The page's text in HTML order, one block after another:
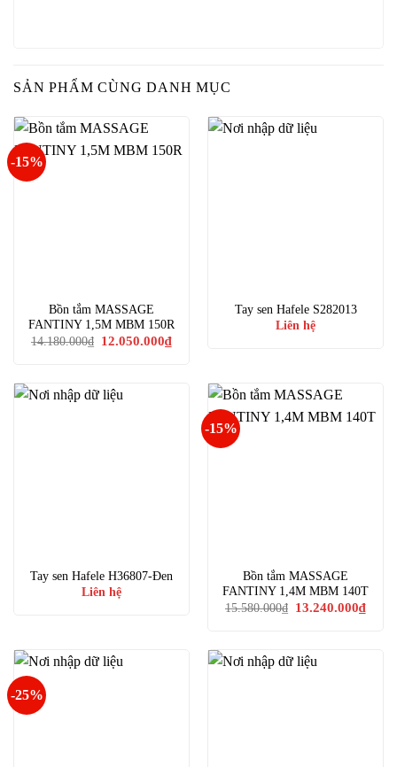
SẢN PHẨM CÙNG DANH MỤC
-15%
Bồn tắm MASSAGE
FANTINY 1,5M MBM 150R
14.180.000₫
Giá
12.050.000₫Giá
hiện
12.050.000₫.
Tay sen Hafele S282013
Liên hệ
Tay sen Hafele H36807-Đen
Liên hệ
-15%
Bồn tắm MASSAGE
FANTINY 1,4M MBM 140T
15.580.000₫
Giá
13.240.000₫Giá
hiện
-25%